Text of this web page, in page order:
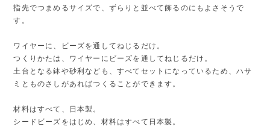
指先でつまめるサイズで、ずらりと並べて飾るのにもよさそうで
す。
ワイヤーに、ビーズを通してねじるだけ。
つくりかたは、ワイヤーにビーズを通してねじるだけ。
土台となる鉢や砂利なども、すべてセットになっているため、ハサ
ミとものさしがあればつくることができます。
材料はすべて、日本製。
シードビーズをはじめ、材料はすべて日本製。